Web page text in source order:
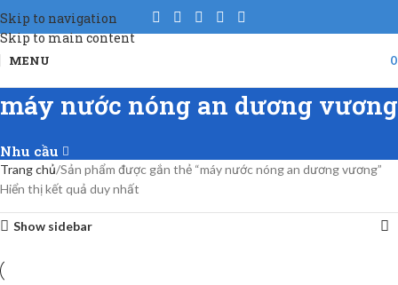
Skip to navigation
Skip to main content
MENU
máy nước nóng an dương vương
Nhu cầu
Trang chủ Sản phẩm được gắn thẻ “máy nước nóng an dương vương”
Hiển thị kết quả duy nhất
Show sidebar